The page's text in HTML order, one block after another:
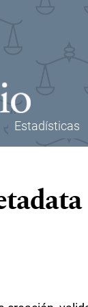
Estadísticas